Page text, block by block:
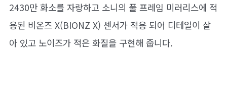
2430만 화소를 자랑하고 소니의 풀 프레임 미러리스에 적
용된 비온즈 X(BIONZ X) 센서가 적용 되어 디테일이 살
아 있고 노이즈가 적은 화질을 구현해 줍니다.